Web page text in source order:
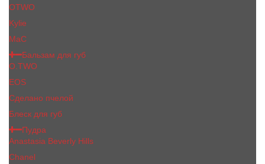
OTWO
Kylie
МаС
Бальзам для губ
O.TWO
EOS
Сделано пчелой
Блеск для губ
Пудра
Anastasia Beverly Hills
Chanel